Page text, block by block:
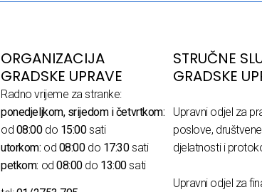
ORGANIZACIJA
GRADSKE UPRAVE
Radno vrijeme za stranke:
ponedjeljkom, srijedom i četvrtkom:
od 08:00do 15:00sati
utorkom: od 08:00do 17:30sati
petkom: od08:00do 13:00sati
STRUČNE
GRADSKE
Upravni odjel za
poslove, društvene
djelatnosti i
Upravni odjel za